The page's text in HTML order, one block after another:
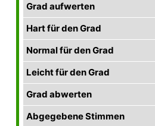
Grad aufwerten
Hart für den Grad
Normal für den Grad
Leicht für den Grad
Grad abwerten
Abgegebene Stimmen